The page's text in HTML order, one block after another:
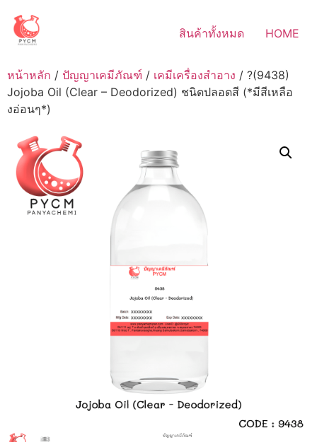
content
สินค้าทั้งหมด HOME
หน้าหลัก / ปัญญาเคมีภัณฑ์ / เคมีเครื่องสำอาง / ?(9438)
Jojoba Oil (Clear – Deodorized) ชนิดปลอดสี (*มีสีเหลือ
งอ่อนๆ*)